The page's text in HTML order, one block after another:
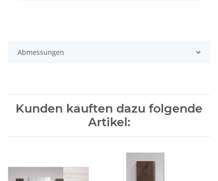
Abmessungen
Kunden kauften dazu folgende
Artikel: